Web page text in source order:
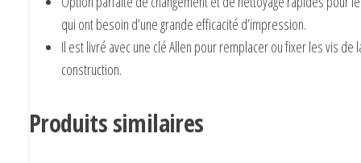
qui ont besoin d’une grande efficacité d’impression.
Il est livré avec une clé Allen pour remplacer ou fixer les vis de
construction.
Produits similaires